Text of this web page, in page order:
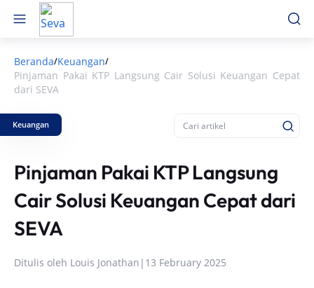
Beranda/Keuangan/
Pinjaman Pakai KTP Langsung Cair Solusi Keuangan Cepat
dari SEVA
Keuangan
Pinjaman Pakai KTP Langsung
Cair Solusi Keuangan Cepat dari
SEVA
Ditulis oleh Louis Jonathan | 13 February 2025